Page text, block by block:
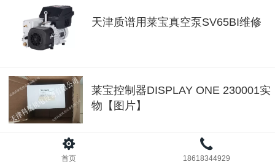
天津质谱用莱宝真空泵SV65BI维修
莱宝控制器DISPLAY ONE 230001实
物【图片】
首页 18618344929